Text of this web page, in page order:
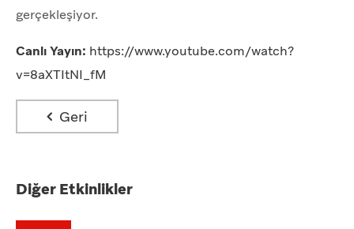
gerçekleşiyor.
Canlı Yayın: https://www.youtube.com/watch?
v=8aXTItNI_fM
Geri
Diğer Etkinlikler